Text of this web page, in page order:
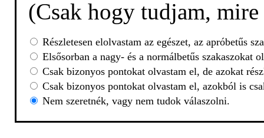
(Csak hogy tudjam,
Részletesen elolvastam az egészet, az apróbetűs
Elsősorban a nagy- és a normálbetűs szakaszokat
Csak bizonyos pontokat olvastam el, de azokat
Csak bizonyos pontokat olvastam el, azokból is
Nem szeretnék, vagy nem tudok válaszolni.